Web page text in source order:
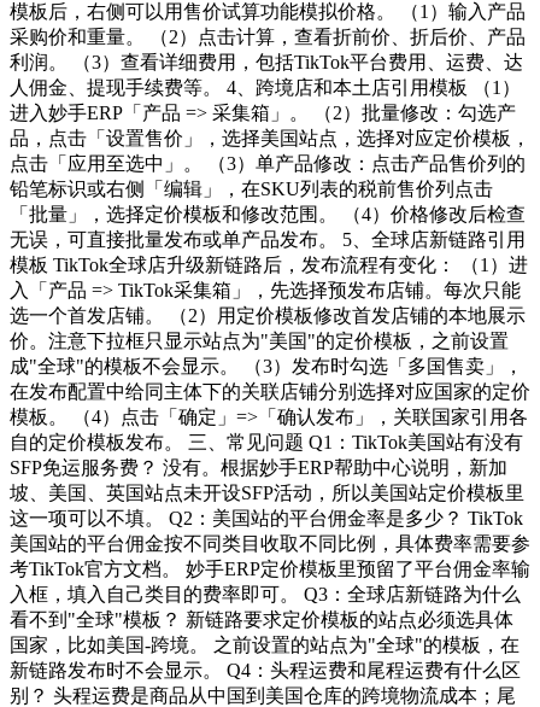
模板后，右侧可以用售价试算功能模拟价格。 （1）输入产品
采购价和重量。 （2）点击计算，查看折前价、折后价、产品
利润。 （3）查看详细费用，包括TikTok平台费用、运费、达
人佣金、提现手续费等。 4、跨境店和本土店引用模板 （1）
进入妙手ERP「产品 => 采集箱」。 （2）批量修改：勾选产
品，点击「设置售价」，选择美国站点，选择对应定价模板，
点击「应用至选中」。 （3）单产品修改：点击产品售价列的
铅笔标识或右侧「编辑」，在SKU列表的税前售价列点击
「批量」，选择定价模板和修改范围。 （4）价格修改后检查
无误，可直接批量发布或单产品发布。 5、全球店新链路引用
模板 TikTok全球店升级新链路后，发布流程有变化： （1）进
入「产品 => TikTok采集箱」，先选择预发布店铺。每次只能
选一个首发店铺。 （2）用定价模板修改首发店铺的本地展示
价。注意下拉框只显示站点为"美国"的定价模板，之前设置
成"全球"的模板不会显示。 （3）发布时勾选「多国售卖」，
在发布配置中给同主体下的关联店铺分别选择对应国家的定价
模板。 （4）点击「确定」=>「确认发布」，关联国家引用各
自的定价模板发布。 三、常见问题 Q1：TikTok美国站有没有
SFP免运服务费？ 没有。根据妙手ERP帮助中心说明，新加
坡、美国、英国站点未开设SFP活动，所以美国站定价模板里
这一项可以不填。 Q2：美国站的平台佣金率是多少？ TikTok
美国站的平台佣金按不同类目收取不同比例，具体费率需要参
考TikTok官方文档。 妙手ERP定价模板里预留了平台佣金率输
入框，填入自己类目的费率即可。 Q3：全球店新链路为什么
看不到"全球"模板？ 新链路要求定价模板的站点必须选具体
国家，比如美国-跨境。 之前设置的站点为"全球"的模板，在
新链路发布时不会显示。 Q4：头程运费和尾程运费有什么区
别？ 头程运费是商品从中国到美国仓库的跨境物流成本；尾